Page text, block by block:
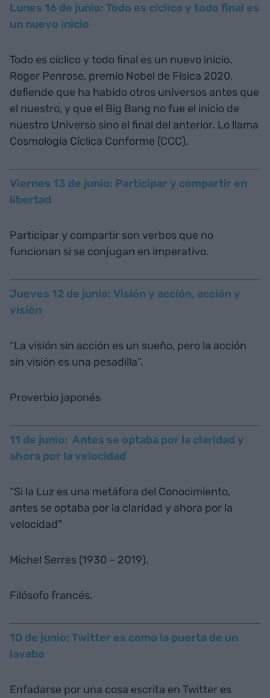
Lunes 16 de junio: Todo es cíclico y todo final es
un nuevo inicio
Todo es cíclico y todo final es un nuevo inicio.
Roger Penrose, premio Nobel de Física 2020,
defiende que ha habido otros universos antes que
el nuestro, y que el Big Bang no fue el inicio de
nuestro Universo sino el final del anterior. Lo llama
Cosmología Cíclica Conforme (CCC).
Viernes 13 de junio: Participar y compartir en
libertad
Participar y compartir son verbos que no
funcionan si se conjugan en imperativo.
Jueves 12 de junio: Visión y acción, acción y
visión
“La visión sin acción es un sueño, pero la acción
sin visión es una pesadilla”.
Proverbio japonés
11 de junio: Antes se optaba por la claridad y
ahora por la velocidad
“Si la Luz es una metáfora del Conocimiento,
antes se optaba por la claridad y ahora por la
velocidad”
Michel Serres (1930 – 2019).
Filósofo francés.
10 de junio: Twitter es como la puerta de un
lavabo
Enfadarse por una cosa escrita en Twitter es